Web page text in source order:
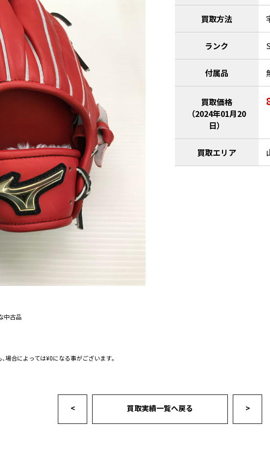
中古品
場合によっては¥0になる事がございます｡
買取方法
ランク
付属品
買取価格
（2024年01月20
日）
買取エリア
< 買取実績一覧へ戻る >